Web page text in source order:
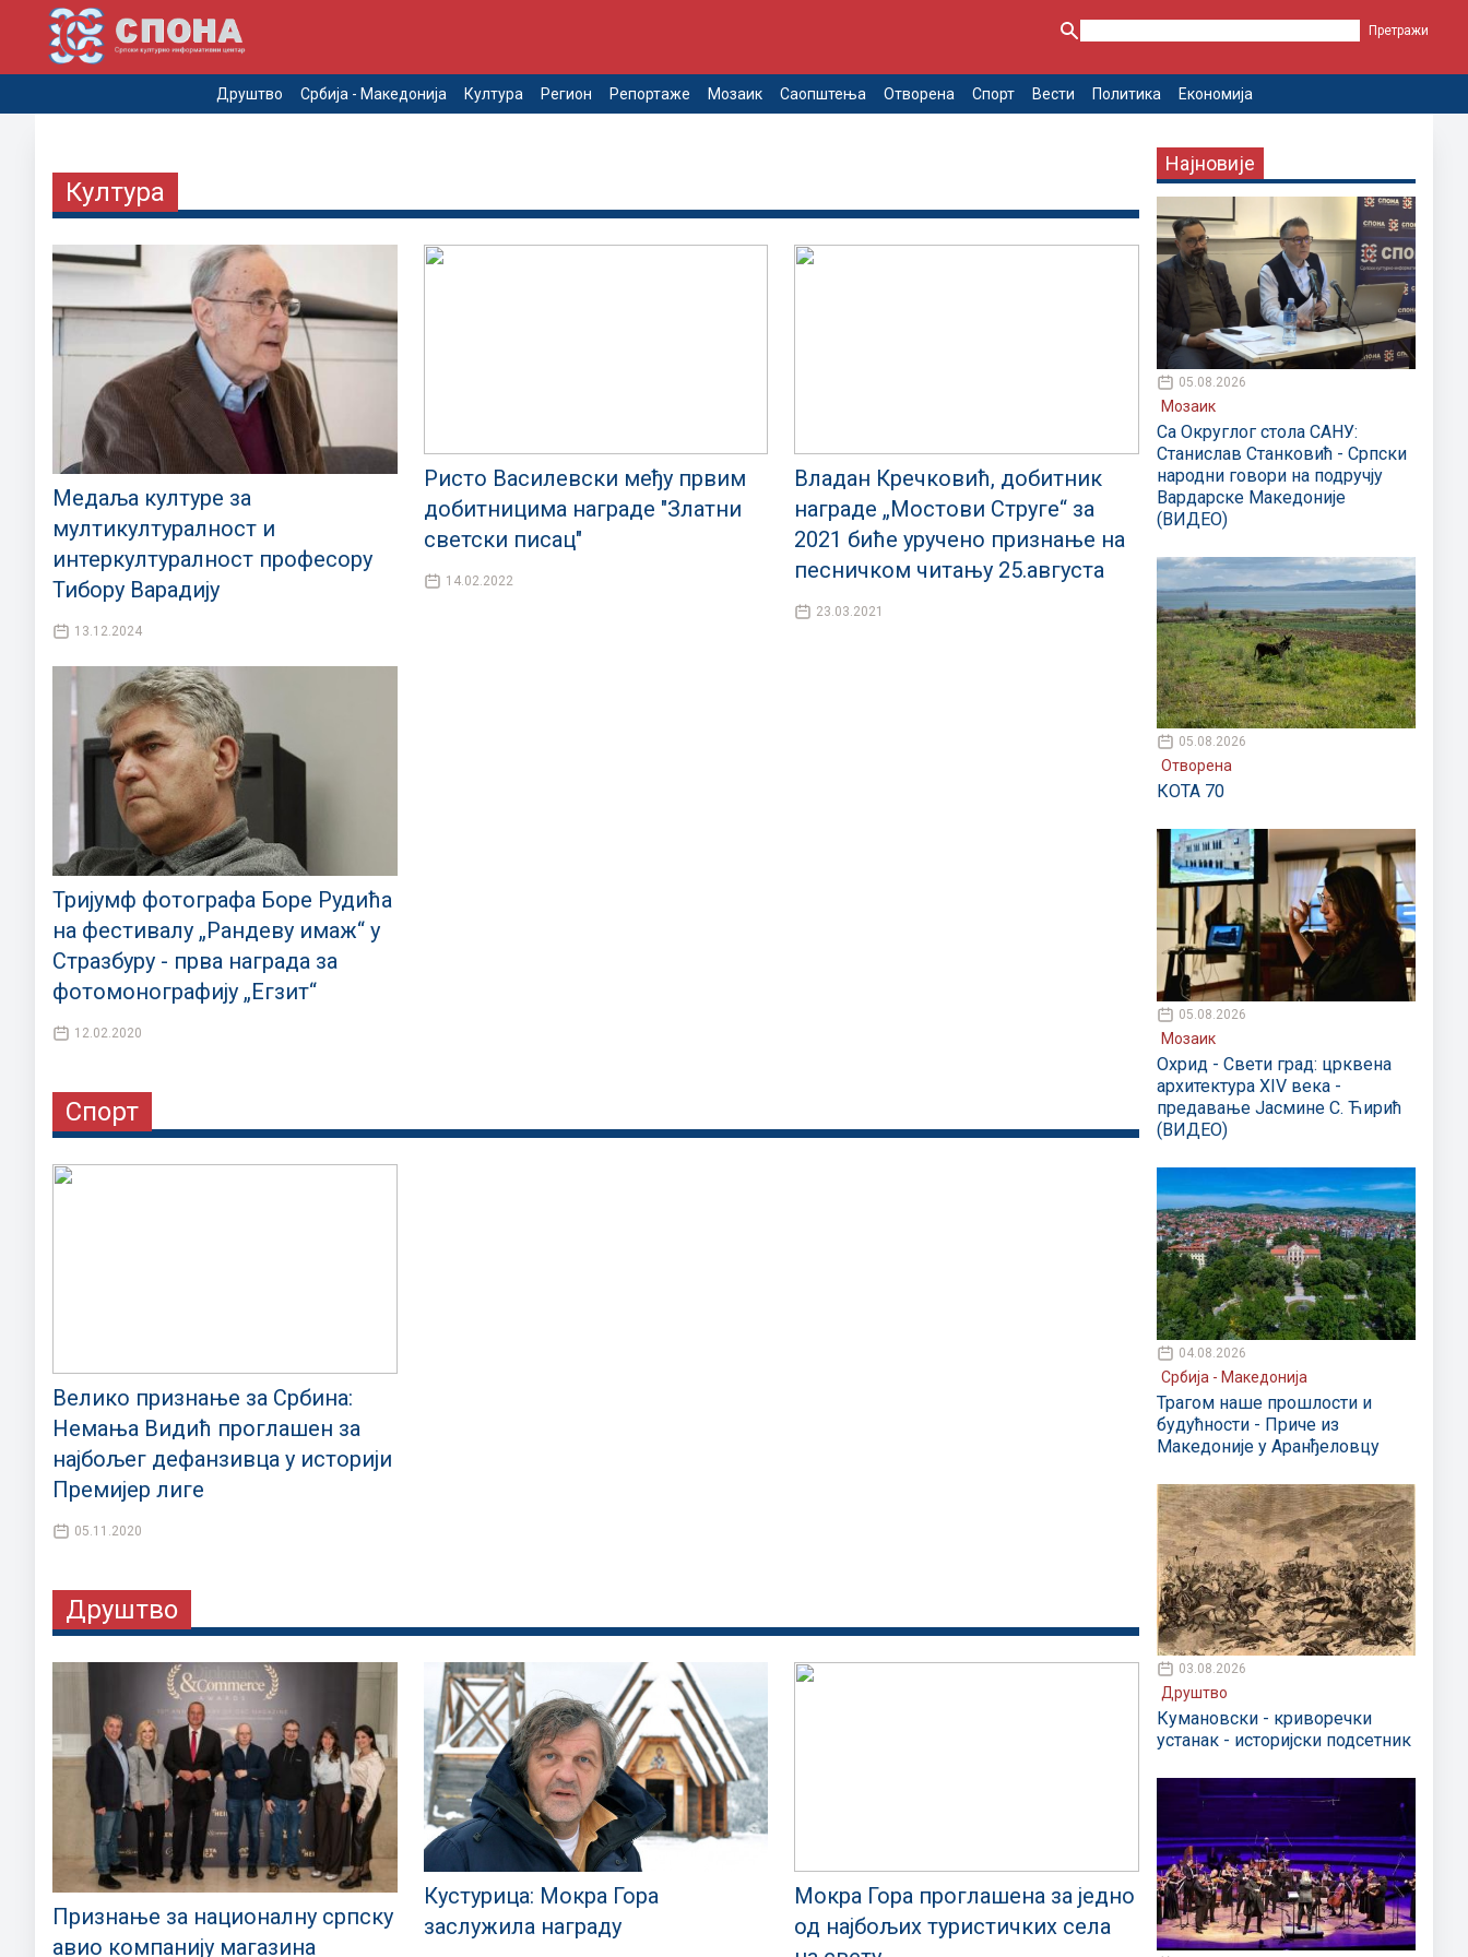
Друштво Србија - Македонија Култура Регион Репортаже Мозаик Саопштења Отворена Спорт Вести Политика Економија
Култура
Медаља културе за
мултикултуралност и
интеркултуралност професору
Тибору Варадију
13.12.2024
Ристо Василевски међу првим
добитницима награде "Златни
светски писац"
14.02.2022
Владан Кречковић, добитник
награде „Мостови Струге“ за
2021 биће уручено признање на
песничком читању 25.августа
23.03.2021
Тријумф фотографа Боре Рудића
на фестивалу „Рандеву имаж“ у
Стразбуру - прва награда за
фотомонографију „Егзит“
12.02.2020
Спорт
Велико признање за Србина:
Немања Видић проглашен за
најбољег дефанзивца у историји
Премијер лиге
05.11.2020
Друштво
Признање за националну српску
авио компанију магазина
Кустурица: Мокра Гора
заслужила награду
Мокра Гора проглашена за једно
од најбољих туристичких села
Најновије
05.08.2026
Мозаик
Са Округлог стола САНУ:
Станислав Станковић - Српски
народни говори на подручју
Вардарске Македоније
(ВИДЕО)
05.08.2026
Отворена
КОТА 70
05.08.2026
Мозаик
Охрид - Свети град: црквена
архитектура XIV века -
предавање Јасмине С. Ћирић
(ВИДЕО)
04.08.2026
Србија - Македонија
Трагом наше прошлости и
будућности - Приче из
Македоније у Аранђеловцу
03.08.2026
Друштво
Кумановски - криворечки
устанак - историјски подсетник